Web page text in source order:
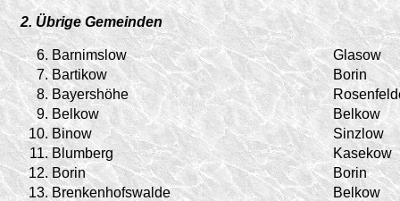
2. Übrige Gemeinden
6. Barnimslow
Glasow
7. Bartikow
Borin
8. Bayershöhe
9. Belkow
Belkow
10. Binow
Sinzlow
11. Blumberg
Kasekow
12. Borin
Borin
13. Brenkenhofswalde
Belkow